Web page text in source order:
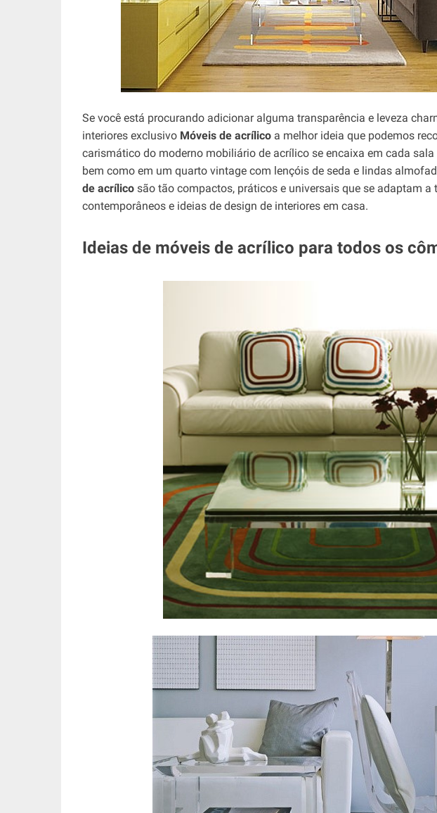
Se você está procurando adicionar alguma transparência e leveza
interiores exclusivo Móveis de acrílico a melhor ideia que podemos
carismático do moderno mobiliário de acrílico se encaixa em cada
bem como em um quarto vintage com lençóis de seda e lindas
de acrílico são tão compactos, práticos e universais que se adaptam a
contemporâneos e ideias de design de interiores em casa.
Ideias de móveis de acrílico para todos os